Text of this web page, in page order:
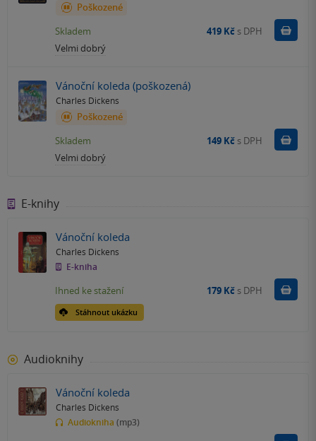
Poškozené
Velmi dobrý
Skladem 419 Kč s DPH
Vánoční koleda (poškozená)
Charles Dickens
Poškozené
Velmi dobrý
Skladem 149 Kč s DPH
E-knihy
Vánoční koleda
Charles Dickens
E-kniha
Stáhnout ukázku
Ihned ke stažení 179 Kč s DPH Koupit
Audioknihy
Vánoční koleda
Charles Dickens
Audiokniha (mp3)